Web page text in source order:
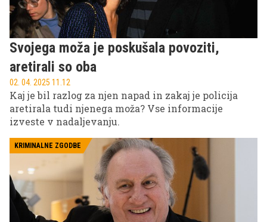
Svojega moža je poskušala povoziti,
aretirali so oba
02. 04. 2025 11.12
Kaj je bil razlog za njen napad in zakaj je policija
aretirala tudi njenega moža? Vse informacije
izveste v nadaljevanju.
KRIMINALNE ZGODBE